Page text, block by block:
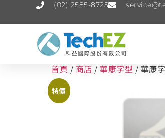
(02) 2585-8725
首頁 / 商店 / 華康字型 / 華康
特價